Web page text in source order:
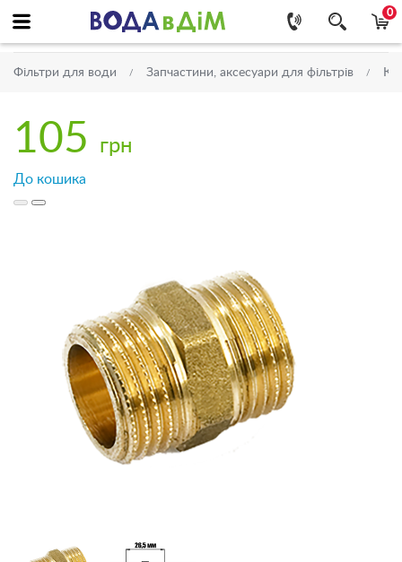
0
Фільтри для води Запчастини, аксесуари для фільтрів
105 грн
До кошика